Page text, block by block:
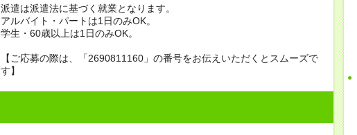
派遣は派遣法に基づく就業となります。
アルバイト・パートは1日のみOK。
学生・60歳以上は1日のみOK。
【ご応募の際は、「2690811160」の番号をお伝えいただくとスムーズで
す】